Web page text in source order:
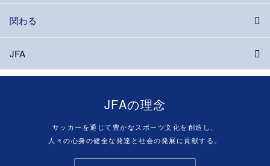
関わる
JFA
JFAの理念
サッカーを通じて豊かなスポーツ文化を創造し、
人々の心身の健全な発達と社会の発展に貢献する。